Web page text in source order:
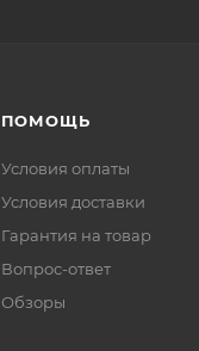
ПОМОЩЬ
Условия оплаты
Условия доставки
Гарантия на товар
Вопрос-ответ
Обзоры